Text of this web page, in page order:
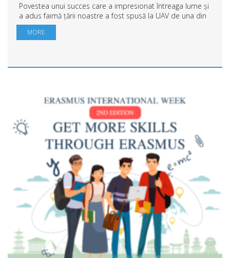
Povestea unui succes care a impresionat întreaga lume și
a adus faimă țării noastre a fost spusă la UAV de una din
legendele gimnasticii din România: Emilia Eberle, gimnasta
care ne-a făcut să ne simț...
MORE